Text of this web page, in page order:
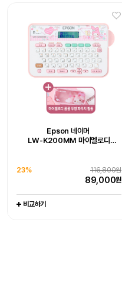
Epson 네이머
LW-K200MM 마이멜로디
116,800원
23%
89,000원
비교하기
Epson Perfection V39II
151,000원
비교하기
Epson 네이머
LW-K200PK 핑크 라벨프린터
97,000원
77,500원
비교하기
15대 한정 완판 임박,
엡손 정품 EH-LS800W, 150인치
4K 레이저 초단초점 빔프로젝터
3,800,000원
2,790,000